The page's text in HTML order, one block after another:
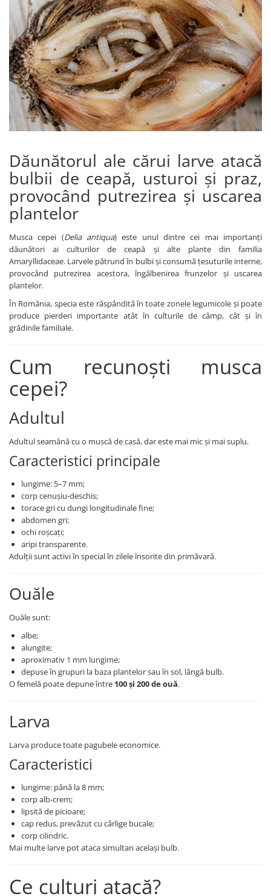
ARBUȘTI FRUCTIFERI
Erbicide
Fungicide
Insecticide
Acaricide
Fertilizanți foliari
ARDEI
Erbicide
Insecticide
Fertilizanți foliari
Dezinfectant sol
ARPAGIC
Erbicide
BOB
Erbicide
BROCCOLI
Fungicide
Insecticide
Fertilizanți foliari
Fertilizanți foliari
CAIS
Erbicide
Fungicide
Insecticide
Acaricide
Biostimulatori
Adjuvanți
CAMELINĂ
Fungicide
CÂNEPĂ
Fungicide
CĂPȘUN
Fungicide
Insecticide
Acaricide
Biostimulatori
Fertilizanți foliari
Erbicide
Insecticide
Biostimulatori
Fertilizanți foliari
CASTAN
Erbicide
CASTRAVEȚI
Fungicide
Acaricide
ARDEI IUTE
Insecticide
BUMBAC
Fertilizanți foliari
CAIS
Fungicide
Insecticide
Acaricide
Fertilizanți foliari
Adjuvanți
CĂPȘUN
Fungicide
Insecticide
Acaricide
Fertilizanți foliari
CARTOF
Fungicide
Insecticide
Biostimulatori
Fungicide
Insecticide
Fertilizanți foliari
CASTRAVEȚI CORNIȘON
Insecticide
Insecticide
Biostimulatori
Fertilizanți foliari
CEREALE PĂIOASE
Insecticide
Fertilizanți foliari
CIREȘ
Fungicide
Insecticide
Biostimulatori
Fertilizanți foliari
Adjuvanți
Fertilizanți foliari
CONOPIDĂ
Insecticide
CUCURBITACEE
Fungicide
DOVLEAC
Insecticide
Dăunătorul ale cărui larve atacă
bulbii de ceapă, usturoi și praz,
provocând putrezirea și uscarea
plantelor
Musca cepei (Delia antiqua) este unul dintre cei mai importanți
dăunători ai culturilor de ceapă și alte plante din familia
Amaryllidaceae. Larvele pătrund în bulbi și consumă țesuturile interne,
provocând putrezirea acestora, îngălbenirea frunzelor și uscarea
plantelor.
În România, specia este răspândită în toate zonele legumicole și poate
produce pierderi importante atât în culturile de câmp, cât și în
grădinile familiale.
Cum recunoști musca
cepei?
Adultul
Adultul seamănă cu o muscă de casă, dar este mai mic și mai suplu.
Caracteristici principale
lungime: 5–7 mm;
corp cenușiu-deschis;
torace gri cu dungi longitudinale fine;
abdomen gri;
ochi roșcați;
aripi transparente.
Adulții sunt activi în special în zilele însorite din primăvară.
Ouăle
Ouăle sunt:
albe;
alungite;
aproximativ 1 mm lungime;
depuse în grupuri la baza plantelor sau în sol, lângă bulb.
O femelă poate depune între 100 și 200 de ouă.
Larva
Larva produce toate pagubele economice.
Caracteristici
lungime: până la 8 mm;
corp alb-crem;
lipsită de picioare;
cap redus, prevăzut cu cârlige bucale;
corp cilindric.
Mai multe larve pot ataca simultan același bulb.
Ce culturi atacă?